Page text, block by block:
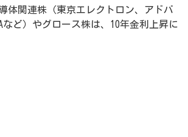
体関連株（東京エレクトロン、アドバ
など）やグロース株は、10年金利上昇に